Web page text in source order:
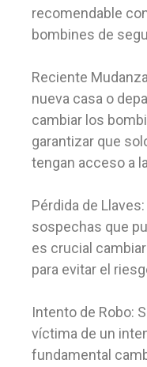
recomendable
bombines de
Reciente
nueva casa o
cambiar los
garantizar que
tengan acceso a
Pérdida de
sospechas que
es crucial
para evitar el
Intento de Robo:
víctima de un
fundamental